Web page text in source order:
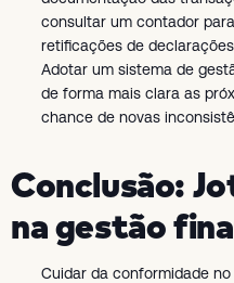
consultar um contador
retificações de
Adotar um sistema de
de forma mais clara as
chance de novas
Conclusão:
na gestão
Cuidar da conformidade